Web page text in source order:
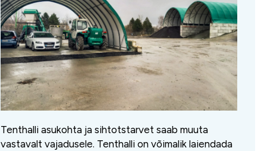
Tenthalli asukohta ja sihtotstarvet saab muuta
vastavalt vajadusele. Tenthalli on võimalik laiendada